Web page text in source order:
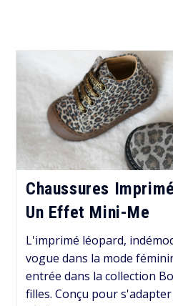
Chaussures
Un Effet Mini-Me
L'imprimé léopard,
vogue dans la mode
entrée dans la collection
filles. Conçu pour